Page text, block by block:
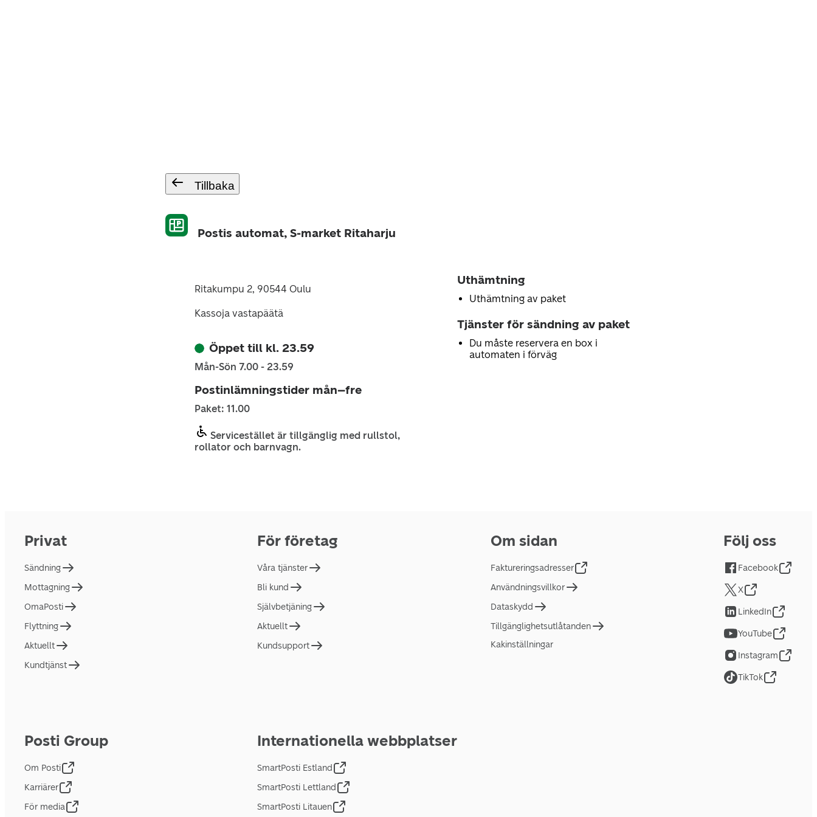
Tillbaka
Postis automat, S-market Ritaharju
Ritakumpu 2, 90544 Oulu
Kassoja vastapäätä
Öppet till kl. 23.59
Mån-Sön 7.00 - 23.59
Postinlämningstider mån–fre
Paket: 11.00
Servicestället är tillgänglig med rullstol,
rollator och barnvagn.
Uthämtning
Uthämtning av paket
Tjänster för sändning av paket
Du måste reservera en box i
automaten i förväg
Privat
Sändning
Mottagning
OmaPosti
Flyttning
Aktuellt
Kundtjänst
För företag
Våra tjänster
Bli kund
Självbetjäning
Aktuellt
Kundsupport
Om sidan
Faktureringsadresser
Användningsvillkor
Dataskydd
Tillgänglighetsutlåtanden
Kakinställningar
Posti Group
Om Posti
Karriärer
För media
Internationella webbplatser
SmartPosti Estland
SmartPosti Lettland
SmartPosti Litauen
Följ oss
Facebook
X
LinkedIn
YouTube
Instagram
TikTok